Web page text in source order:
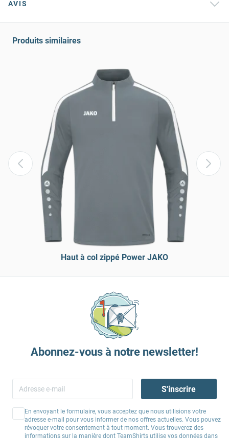
AVIS
Produits similaires
Haut à col zippé Power JAKO
Abonnez-vous à notre newsletter!
S'inscrire
En envoyant le formulaire, vous acceptez que nous utilisions votre
adresse e-mail pour vous informer de nos offres actuelles. Vous pouvez
révoquer votre consentement à tout moment. Vous trouverez des
informations sur la manière dont TeamShirts utilise vos données dans